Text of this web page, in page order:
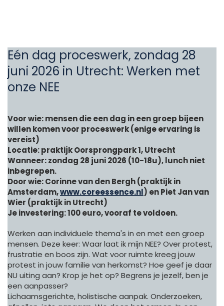
Eén dag proceswerk, zondag 28
juni 2026 in Utrecht: Werken met
onze NEE
Voor wie: mensen die een dag in een groep bijeen
willen komen voor proceswerk (enige ervaring is
vereist)
Locatie: praktijk Oorsprongpark 1, Utrecht
Wanneer: zondag 28 juni 2026 (10-18u), lunch niet
inbegrepen.
Door wie: Corinne van den Bergh (praktijk in
Amsterdam,www.coreessence.nl) en Piet Jan van
Wier (praktijk in Utrecht)
Je investering: 100 euro, vooraf te voldoen.
Werken aan individuele thema's in en met een groep
mensen. Deze keer: Waar laat ik mijn NEE? Over protest,
frustratie en boos zijn. Wat voor ruimte kreeg jouw
protest in jouw familie van herkomst? Hoe geef je daar
NU uiting aan? Krop je het op? Begrens je jezelf, ben je
een aanpasser?
Lichaamsgerichte, holistische aanpak. Onderzoeken,